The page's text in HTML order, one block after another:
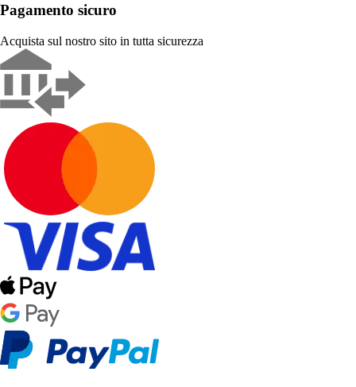
Pagamento sicuro
Acquista sul nostro sito in tutta sicurezza